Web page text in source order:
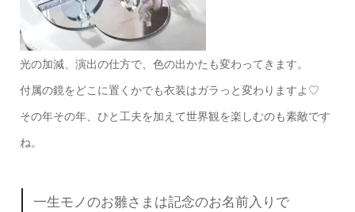
光の加減、演出の仕方で、色の出かたも変わってきます。
付属の鏡をどこに置くかでも衣装はガラっと変わりますよ♡
その年その年、ひと工夫を加えて世界観を楽しむのも素敵です
ね。
一生モノのお雛さまは記念のお名前入りで